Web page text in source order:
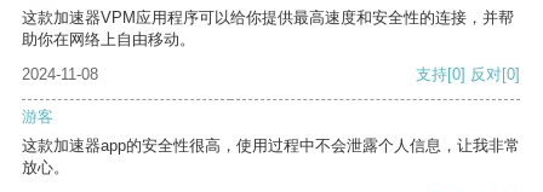
这款加速器VPM应用程序可以给你提供最高速度和安全性的连接，并帮
助你在网络上自由移动。
2024-11-08
支持[0] 反对[0]
游客
这款加速器app的安全性很高，使用过程中不会泄露个人信息，让我非常
放心。